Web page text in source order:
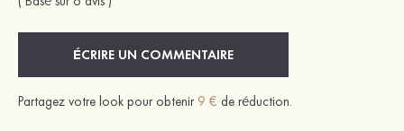
ÉCRIRE UN COMMENTAIRE
Partagez votre look pour obtenir 9 € de réduction.